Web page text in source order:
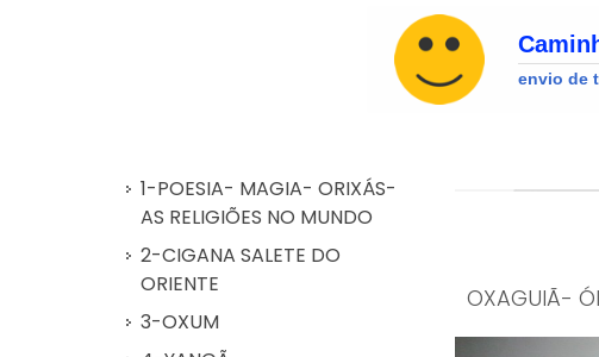
1-POESIA- MAGIA- ORIXÁS-
AS RELIGIÕES NO MUNDO
2-CIGANA SALETE DO
ORIENTE
3-OXUM